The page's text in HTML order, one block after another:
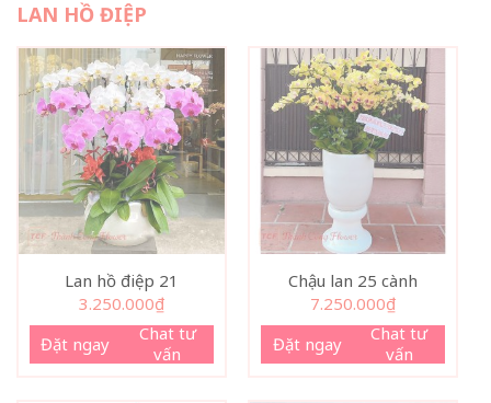
LAN HỒ ĐIỆP
Lan hồ điệp 21
3.250.000₫
Đặt ngay
Chat tư
vấn
Chậu lan 25 cành
7.250.000₫
Đặt ngay
Chat tư
vấn